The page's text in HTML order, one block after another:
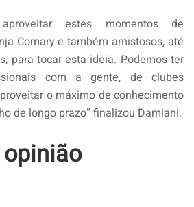
estes momentos de
Comary e também amistosos, até
para tocar esta ideia. Podemos ter
com a gente, de clubes
o máximo de conhecimento
de longo prazo” finalizou Damiani.